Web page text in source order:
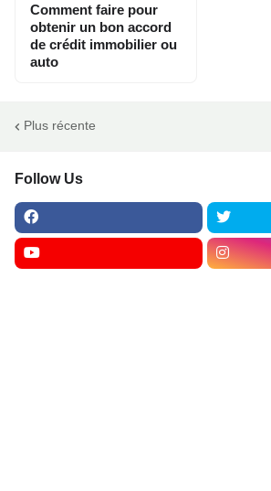
Comment faire pour
obtenir un bon accord
de crédit immobilier ou
auto
Plus récente
Follow Us